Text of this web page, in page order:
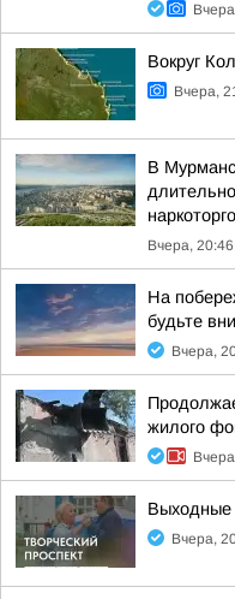
Вокруг
Вчера,
В
Вчера, 20:46
На
будьте
Вчера,
жилого
Выходные
Вчера,